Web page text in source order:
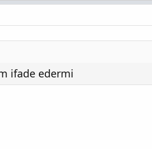
ifade edermi